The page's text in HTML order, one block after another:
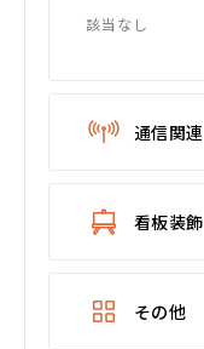
該当なし
通信関連
看板装飾
その他